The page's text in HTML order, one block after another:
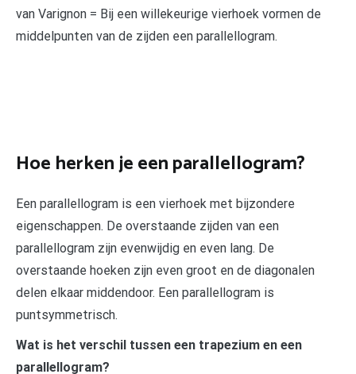
van Varignon = Bij een willekeurige vierhoek vormen de
middelpunten van de zijden een parallellogram.
Hoe herken je een parallellogram?
Een parallellogram is een vierhoek met bijzondere
eigenschappen. De overstaande zijden van een
parallellogram zijn evenwijdig en even lang. De
overstaande hoeken zijn even groot en de diagonalen
delen elkaar middendoor. Een parallellogram is
puntsymmetrisch.
Wat is het verschil tussen een trapezium en een
parallellogram?